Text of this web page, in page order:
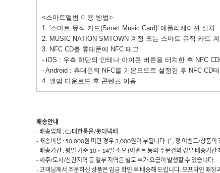
<스마트앨범 이용 방법>
1. '스마트 뮤직 카드(Smart Music Card)' 애플리케이션 설치
2. MUSIC NATION SMTOWN 계정 또는 스마트 뮤직 카드
3. NFC CD를 휴대폰에 NFC 태그
- iOS : 우측 하단의 안테나 아이콘 버튼을 터치한 후 NFC
- Android : 휴대폰의 NFC를 기본모드로 설정한 후 NFC CD
4. 앨범 다운로드 후 콘텐츠 이용
배송안내
- 배송업체 : CJ대한통운/롯데택배
- 배송비용 : 50,000원 미만 경우 3,000원이 부됩니다. (특정 이벤트/상품
- 배송기간 : 평일 기준 10 ~ 14일 소요 (이벤트 등의 주문건의 경우 배송기간
- 제주/도서/산간지역 등 일부 지역은 별도 추가 요금이 발생할 수 있습니다.
- 고객님께서 주문하신 상품은 입금 확인 후 배송해 드립니다. 오프라인 매